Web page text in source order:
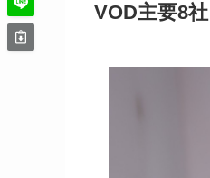
VOD主要8